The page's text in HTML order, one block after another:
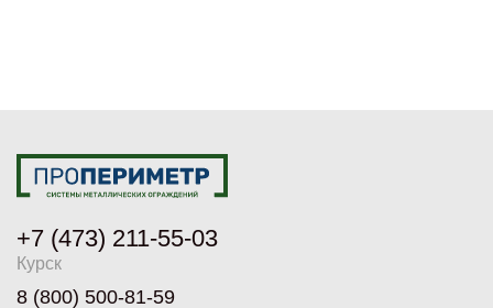
+7 (473) 211-55-03
Курск
8 (800) 500-81-59